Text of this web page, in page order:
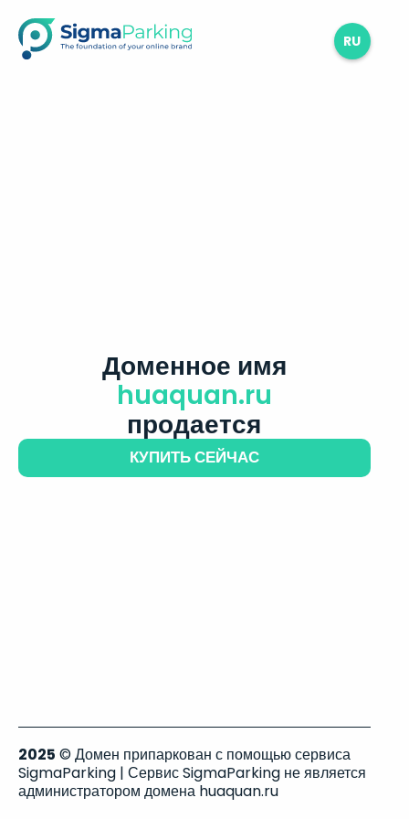
RU
Доменное имя
huaquan.ru
продается
КУПИТЬ СЕЙЧАС
2025 © Домен припаркован с помощью сервиса
SigmaParking | Сервис SigmaParking не является
администратором домена huaquan.ru